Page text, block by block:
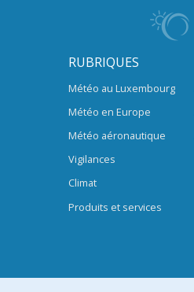
RUBRIQUES
Météo au Luxembourg
Météo en Europe
Météo aéronautique
Vigilances
Climat
Produits et services